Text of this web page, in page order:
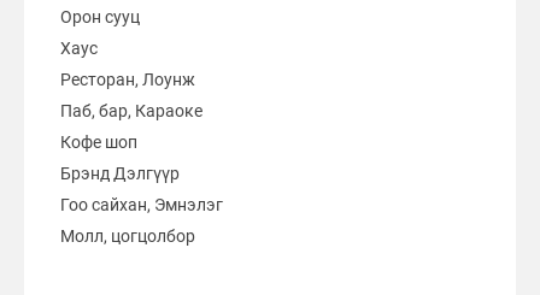
Орон сууц
Хаус
Ресторан, Лоунж
Паб, бар, Караоке
Кофе шоп
Брэнд Дэлгүүр
Гоо сайхан, Эмнэлэг
Молл, цогцолбор